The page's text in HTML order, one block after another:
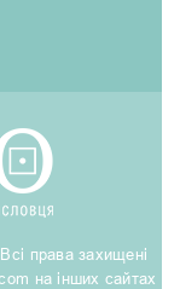
права захищені
на інших сайтах